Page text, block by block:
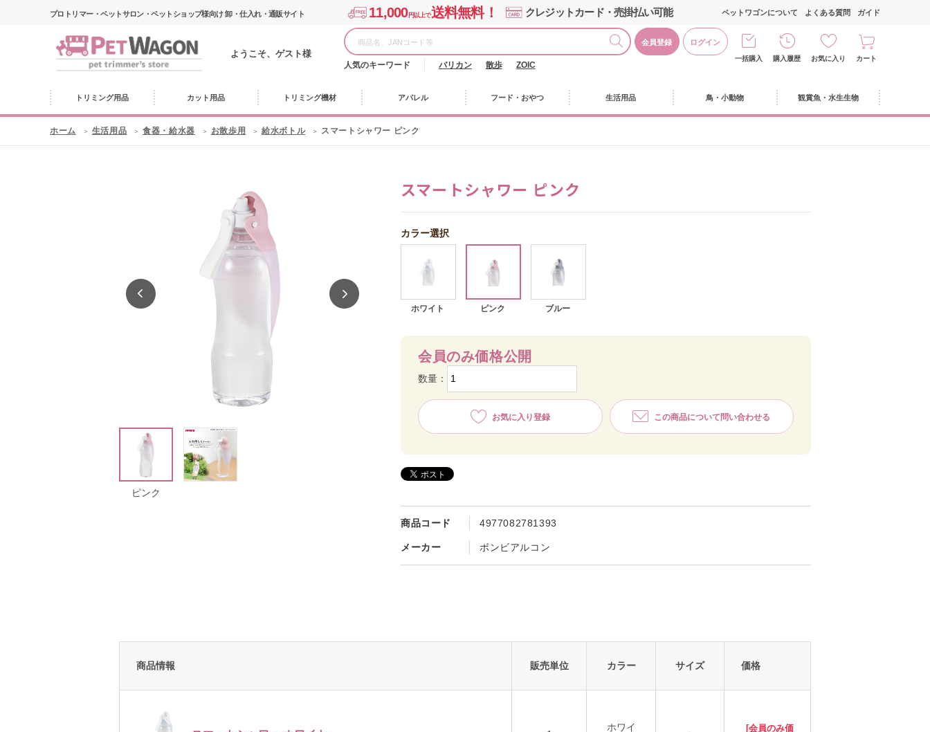
プロトリマー・ペットサロン・ペットショップ様向け 卸・仕入れ・通販サイト 11,000円以上で送料無料！ クレジットカード・売掛払い可能
ようこそ、ゲスト様
会員登録 ログイン
人気のキーワード バリカン 散歩 ZOIC
ペットワゴンについて よくある質問 ガイド
一括購入 購入履歴 お気に入り カート
トリミング用品 カット用品 トリミング機材 アパレル フード・おやつ 生活用品 鳥・小動物 観賞魚・水生生物
ホーム 生活用品 食器・給水器 お散歩用 給水ボトル スマートシャワー ピンク
ピンク ピンク ピンク
ピンク
スマートシャワー ピンク
商品コード 4977082781393
メーカー ボンビアルコン
カラー選択
ホワイト ピンク ブルー
会員のみ価格公開
数量：
お気に入り登録 この商品について問い合わせる
商品情報 販売単位 カラー サイズ 価格
ホワイ
[会員のみ価